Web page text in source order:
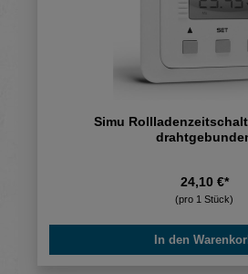
Simu
24,10 €*
(pro 1 Stück)
In den